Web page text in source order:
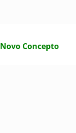
Novo Concepto